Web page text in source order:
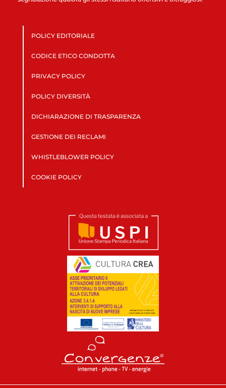
POLICY EDITORIALE
CODICE ETICO CONDOTTA
PRIVACY POLICY
POLICY DIVERSITÀ
DICHIARAZIONE DI TRASPARENZA
GESTIONE DEI RECLAMI
WHISTLEBLOWER POLICY
COOKIE POLICY